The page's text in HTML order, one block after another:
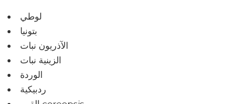
لوطي
بتونيا
الآذريون نبات
الزينية نبات
الوردة
ردبيكية